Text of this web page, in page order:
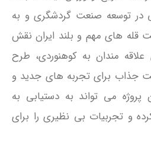
در توسعه صنعت گردشگری و به
قله‌ های مهم و بلند ایران نقش
مندان به کوهنوردی، طرح
جذاب برای تجربه‌ های جدید و
پروژه می‌ تواند به دستیابی به
و تجربیات بی‌ نظیری را برای